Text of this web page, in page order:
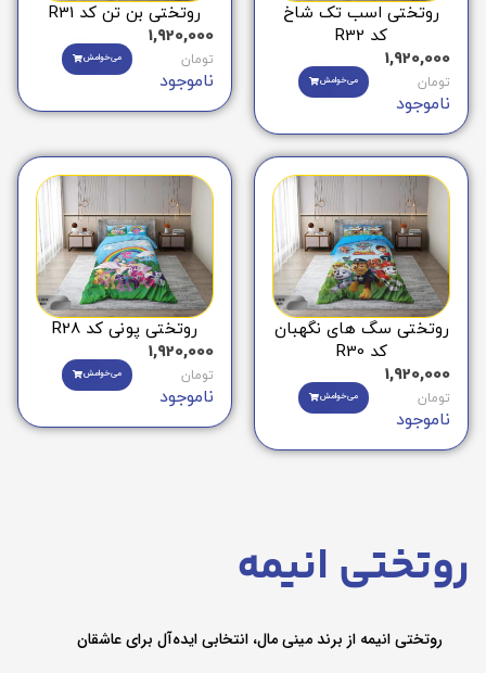
روتختی اسب تک شاخ
کد R32
1,920,000
تومان
ناموجود
می‌خوامش
روتختی بن تن کد R31
1,920,000
تومان
ناموجود
می‌خوامش
روتختی سگ های نگهبان
کد R30
1,920,000
تومان
ناموجود
می‌خوامش
روتختی پونی کد R28
1,920,000
تومان
ناموجود
می‌خوامش
روتختی انیمه
روتختی انیمه از برند مینی مال، انتخابی ایده‌آل برای عاشقان